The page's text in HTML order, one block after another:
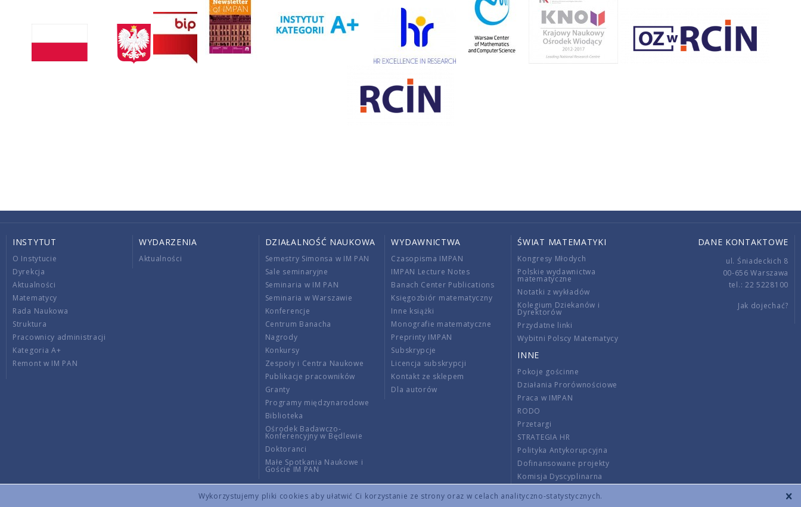
Wykorzystujemy pliki cookies aby ułatwić Ci korzystanie ze strony oraz w celach analityczno-statystycznych.
INSTYTUT
O Instytucie
Dyrekcja
Aktualności
Matematycy
Rada Naukowa
Struktura
Pracownicy administracji
Kategoria A+
Remont w IM PAN
WYDARZENIA
Aktualności
DZIAŁALNOŚĆ NAUKOWA
Semestry Simonsa w IM PAN
Sale seminaryjne
Seminaria w IM PAN
Seminaria w Warszawie
Konferencje
Centrum Banacha
Nagrody
Konkursy
Zespoły i Centra Naukowe
Publikacje pracowników
Granty
Programy międzynarodowe
Biblioteka
Ośrodek Badawczo-
Konferencyjny w Będlewie
Doktoranci
Małe Spotkania Naukowe i
Goście IM PAN
WYDAWNICTWA
Czasopisma IMPAN
IMPAN Lecture Notes
Banach Center Publications
Księgozbiór matematyczny
Inne książki
Monografie matematyczne
Preprinty IMPAN
Subskrypcje
Licencja subskrypcji
Kontakt ze sklepem
Dla autorów
ŚWIAT MATEMATYKI
Kongresy Młodych
Polskie wydawnictwa
matematyczne
Notatki z wykładów
Kolegium Dziekanów i
Dyrektorów
Przydatne linki
Wybitni Polscy Matematycy
INNE
Pokoje gościnne
Działania Prorównościowe
Praca w IMPAN
RODO
Przetargi
STRATEGIA HR
Polityka Antykorupcyjna
Dofinansowane projekty
Komisja Dyscyplinarna
Wnoszenie opłat
DANE KONTAKTOWE
ul. Śniadeckich 8
00-656 Warszawa
tel.: 22 5228100
Jak dojechać?